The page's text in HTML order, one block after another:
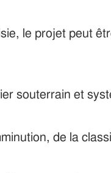
le projet peut
souterrain et
de la